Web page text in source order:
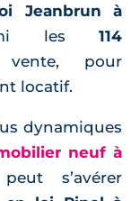
Jeanbrun à
les 114
pour
locatif.
dynamiques
neuf à
s’avérer